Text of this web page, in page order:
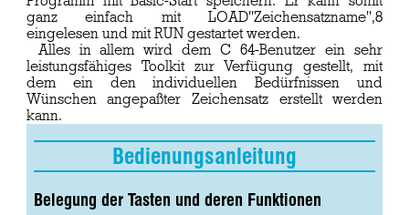
ganz einfach mit LOAD"Zeichensatzname",8
eingelesen und mit RUN gestartet werden.
Alles in allem wird dem C 64-Benutzer ein sehr
leistungsfähiges Toolkit zur Verfügung gestellt, mit
dem ein den individuellen Bedürfnissen und
Wünschen angepaßter Zeichensatz erstellt werden
kann.
Bedienungsanleitung
Belegung der Tasten und deren Funktionen